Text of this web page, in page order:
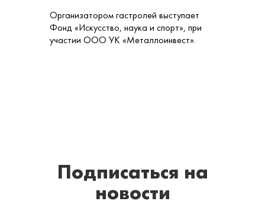
Организатором гастролей выступает
Фонд «Искусство, наука и спорт», при
участии ООО УК «Металлоинвест».
Подписаться на
новости